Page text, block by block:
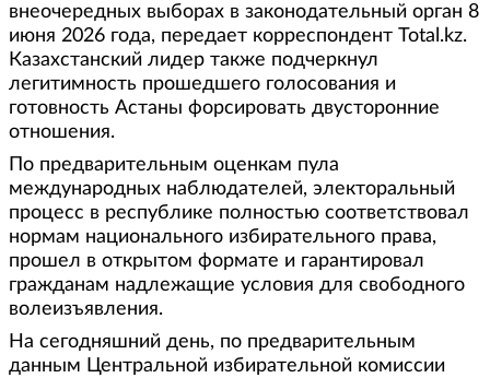
внеочередных выборах в законодательный орган 8
июня 2026 года, передает корреспондент Total.kz.
Казахстанский лидер также подчеркнул
легитимность прошедшего голосования и
готовность Астаны форсировать двусторонние
отношения.
По предварительным оценкам пула
международных наблюдателей, электоральный
процесс в республике полностью соответствовал
нормам национального избирательного права,
прошел в открытом формате и гарантировал
гражданам надлежащие условия для свободного
волеизъявления.
На сегодняшний день, по предварительным
данным Центральной избирательной комиссии